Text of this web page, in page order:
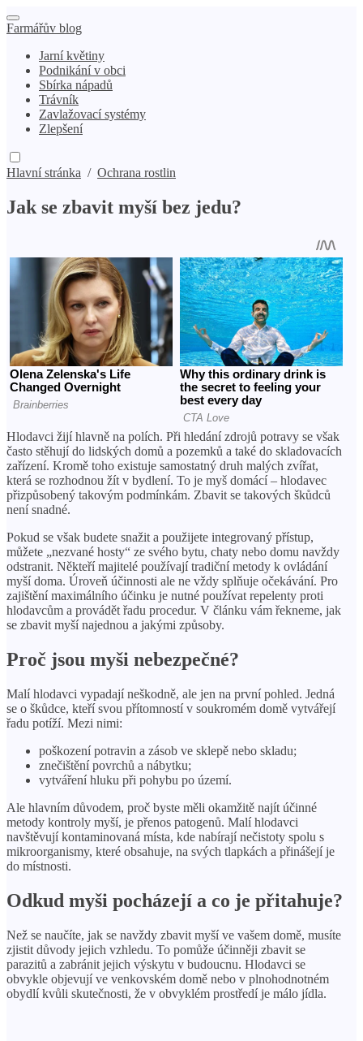
Farmářův blog
Jarní květiny
Podnikání v obci
Sbírka nápadů
Trávník
Zavlažovací systémy
Zlepšení
Hlavní stránka / Ochrana rostlin
Jak se zbavit myší bez jedu?
Hlodavci žijí hlavně na polích. Při hledání zdrojů potravy se však
často stěhují do lidských domů a pozemků a také do skladovacích
zařízení. Kromě toho existuje samostatný druh malých zvířat,
která se rozhodnou žít v bydlení. To je myš domácí – hlodavec
přizpůsobený takovým podmínkám. Zbavit se takových škůdců
není snadné.
Pokud se však budete snažit a použijete integrovaný přístup,
můžete „nezvané hosty“ ze svého bytu, chaty nebo domu navždy
odstranit. Někteří majitelé používají tradiční metody k ovládání
myší doma. Úroveň účinnosti ale ne vždy splňuje očekávání. Pro
zajištění maximálního účinku je nutné používat repelenty proti
hlodavcům a provádět řadu procedur. V článku vám řekneme, jak
se zbavit myší najednou a jakými způsoby.
Proč jsou myši nebezpečné?
Malí hlodavci vypadají neškodně, ale jen na první pohled. Jedná
se o škůdce, kteří svou přítomností v soukromém domě vytvářejí
řadu potíží. Mezi nimi:
poškození potravin a zásob ve sklepě nebo skladu;
znečištění povrchů a nábytku;
vytváření hluku při pohybu po území.
Ale hlavním důvodem, proč byste měli okamžitě najít účinné
metody kontroly myší, je přenos patogenů. Malí hlodavci
navštěvují kontaminovaná místa, kde nabírají nečistoty spolu s
mikroorganismy, které obsahuje, na svých tlapkách a přinášejí je
do místnosti.
Odkud myši pocházejí a co je přitahuje?
Než se naučíte, jak se navždy zbavit myší ve vašem domě, musíte
zjistit důvody jejich vzhledu. To pomůže účinněji zbavit se
parazitů a zabránit jejich výskytu v budoucnu. Hlodavci se
obvykle objevují ve venkovském domě nebo v plnohodnotném
obydlí kvůli skutečnosti, že v obvyklém prostředí je málo jídla.